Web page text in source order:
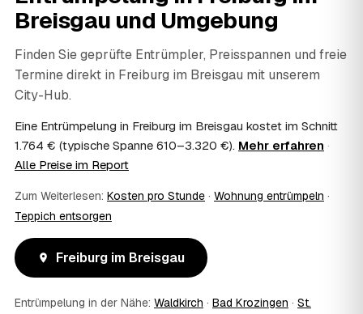
absetzen, sofern es um einen selbst genutzten Haushalt
geht und Sie die Rechnung per Überweisung begleichen.
keine Steuerberatung — die konkrete Anrechnung klären
Sie mit Ihrem Finanzamt oder Steuerberater.
07 Übernimmt das Sozialamt oder Jobcenter die
Im Einzelfall ist das möglich — etwa bei einer
Wohnungsauflösung im Rahmen von Sozialhilfe oder
einem vom Amt veranlassten Umzug. Wichtig: Den Antrag
und holen die Kostenübernahme schriftlich ein. AWL
Zentrum vermittelt die Entrümpler, entscheidet aber nicht
über die Kostenübernahme.
08
Bekomme ich einen Entsorgungsnachweis?
Ja. Die Partner entsorgen über zugelassene Höfe und
wichtig zum Beispiel für Vermieter, Nachlassverwaltung
Breisgau und Umgebung
Finden Sie geprüfte Entrümpler, Preisspannen und freie
Termine direkt in Freiburg im Breisgau mit unserem
City-Hub.
Eine Entrümpelung in Freiburg im Breisgau kostet im Schnitt
1.764 € (typische Spanne 610–3.320 €). Mehr erfahren ·
Alle Preise im Report
Zum Weiterlesen: Kosten pro Stunde · Wohnung entrümpeln ·
Teppich entsorgen
Freiburg im Breisgau
Entrümpelung in der Nähe: Waldkirch · Bad Krozingen · St.